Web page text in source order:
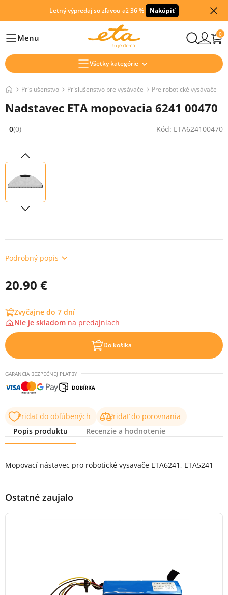
Letný výpredaj so zľavou až 36 % Nakúpiť
HlavníMenu 0
Všetky kategórie
Príslušenstvo Príslušenstvo pre vysávače Pre robotické vysávače
Nadstavec ETA mopovacia 6241 00470
Hodnocení: 0 z 5 (0 recenzí)
0(0) Kód: ETA624100470
Podrobný popis
20.90 €
Zvyčajne do 7 dní
Nie je skladom na predajniach
Do košíka
GARANCIA BEZPEČNEJ PLATBY
Pridať do obľúbených
Pridať do porovnania
Popis produktu
Recenzie a hodnotenie
Mopovací nástavec pro robotické vysavače ETA6241, ETA5241
Ostatné zaujalo